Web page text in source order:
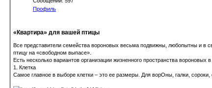
Профиль
«Квартира» для вашей птицы
Все представители семейства вороновых весьма подвижны, любопытны и в
птицу на «свободном выпасе».
Есть несколько вариантов организации жизненного пространства вороновых в
1. Клетка
Самое главное в выборе клетки – это ее размеры. Для ворОны, галки,